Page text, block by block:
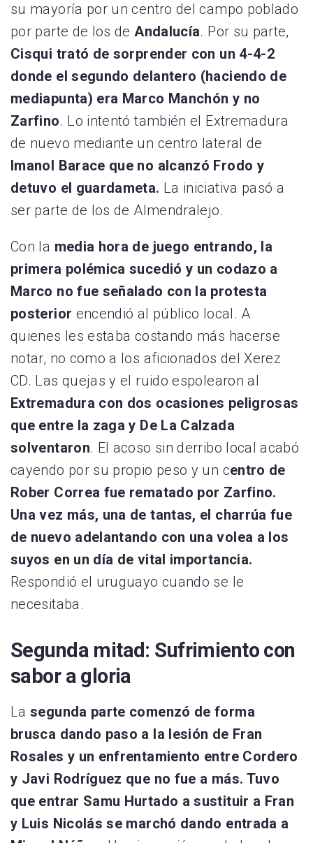
su mayoría por un centro del campo poblado
por parte de los deAndalucía. Por su parte,
Cisqui trató de sorprender con un 4-4-2
donde el segundo delantero (haciendo de
mediapunta) era Marco Manchón y no
Zarfino. Lo intentó también el Extremadura
de nuevo mediante un centro lateral de
Imanol Barace que no alcanzó Frodo y
detuvo el guardameta. La iniciativa pasó a
ser parte de los de Almendralejo.
Con la media hora de juego entrando, la
primera polémica sucedió y un codazo a
Marco no fue señalado con la protesta
posterior encendió al público local. A
quienes les estaba costando más hacerse
notar, no como a los aficionados del Xerez
CD. Las quejas y el ruido espolearon al
Extremadura con dos ocasiones peligrosas
que entre la zaga y De La Calzada
solventaron. El acoso sin derribo local acabó
cayendo por su propio peso y un centro de
Rober Correa fue rematado por Zarfino.
Una vez más, una de tantas, el charrúa fue
de nuevo adelantando con una volea a los
suyos en un día de vital importancia.
Respondió el uruguayo cuando se le
necesitaba.
Segunda mitad: Sufrimiento con
sabor a gloria
Lasegunda parte comenzó de forma
brusca dando paso a la lesión de Fran
Rosales y un enfrentamiento entre Cordero
y Javi Rodríguez que no fue a más. Tuvo
que entrar Samu Hurtado a sustituir a Fran
y Luis Nicolás se marchó dando entrada a